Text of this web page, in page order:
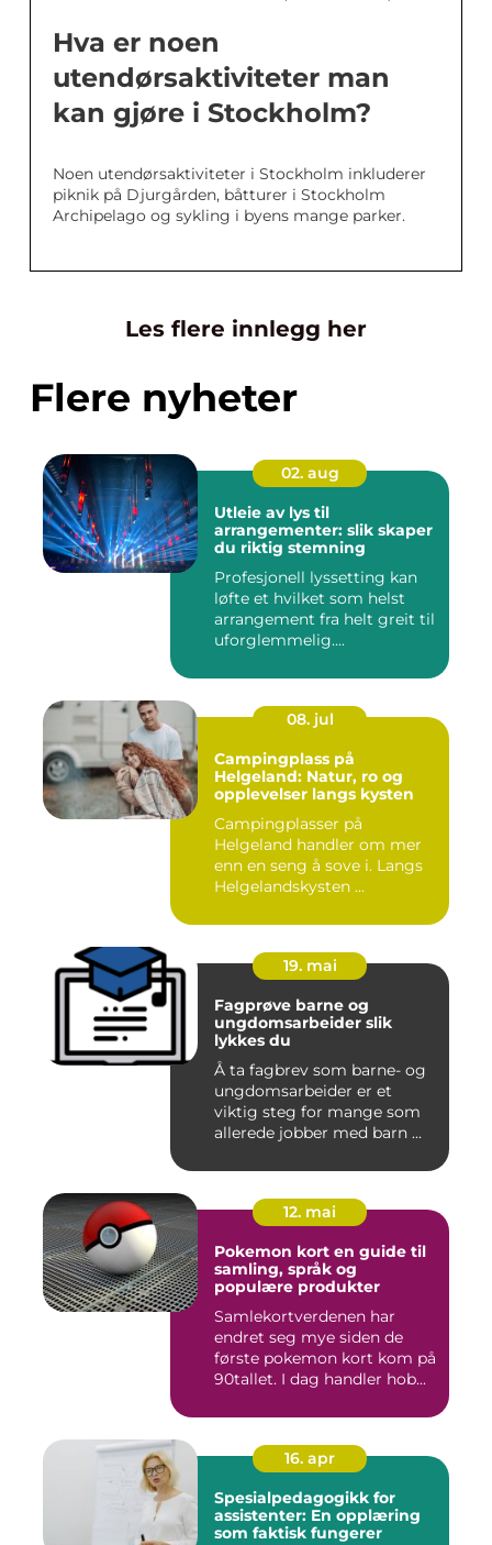
Hva er noen
utendørsaktiviteter man
kan gjøre i Stockholm?
Noen utendørsaktiviteter i Stockholm inkluderer
piknik på Djurgården, båtturer i Stockholm
Archipelago og sykling i byens mange parker.
Les flere innlegg her
Flere nyheter
02. aug
Utleie av lys til
arrangementer: slik skaper
du riktig stemning
Profesjonell lyssetting kan
løfte et hvilket som helst
arrangement fra helt greit til
uforglemmelig....
08. jul
Campingplass på
Helgeland: Natur, ro og
opplevelser langs kysten
Campingplasser på
Helgeland handler om mer
enn en seng å sove i. Langs
Helgelandskysten ...
19. mai
Fagprøve barne og
ungdomsarbeider slik
lykkes du
Å ta fagbrev som barne- og
ungdomsarbeider er et
viktig steg for mange som
allerede jobber med barn ...
12. mai
Pokemon kort en guide til
samling, språk og
populære produkter
Samlekortverdenen har
endret seg mye siden de
første pokemon kort kom på
90tallet. I dag handler hob...
16. apr
Spesialpedagogikk for
assistenter: En opplæring
som faktisk fungerer